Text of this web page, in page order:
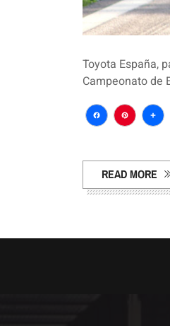
Toyota España,
Campeonato de
Facebook
READ MORE